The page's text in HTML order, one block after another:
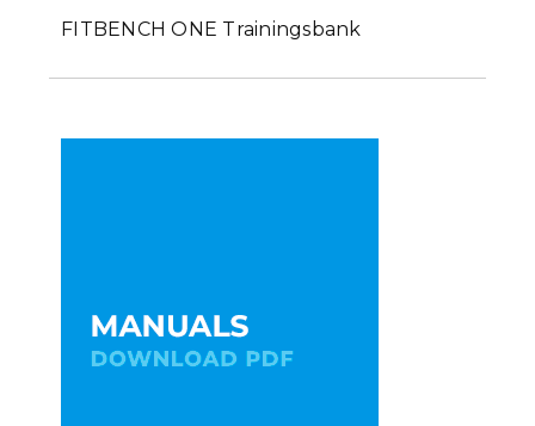
FITBENCH ONE Trainingsbank